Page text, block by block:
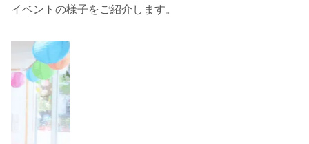
イベントの様子をご紹介します。